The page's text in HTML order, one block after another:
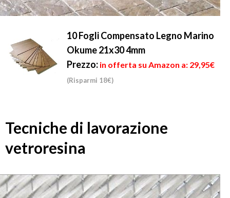
10 Fogli Compensato Legno Marino
Okume 21x30 4mm
Prezzo: in offerta su Amazon a: 29,95€
(Risparmi 18€)
Tecniche di lavorazione
vetroresina